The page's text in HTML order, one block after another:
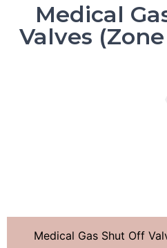
Medical
Valves
Medical Gas Shut Off